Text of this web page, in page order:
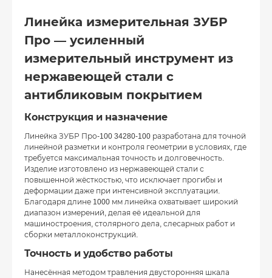
Линейка измерительная ЗУБР
Про — усиленный
измерительный инструмент из
нержавеющей стали с
антибликовым покрытием
Конструкция и назначение
Линейка ЗУБР Про-100 34280-100 разработана для точной
линейной разметки и контроля геометрии в условиях, где
требуется максимальная точность и долговечность.
Изделие изготовлено из нержавеющей стали с
повышенной жёсткостью, что исключает прогибы и
деформации даже при интенсивной эксплуатации.
Благодаря длине 1000 мм линейка охватывает широкий
диапазон измерений, делая её идеальной для
машиностроения, столярного дела, слесарных работ и
сборки металлоконструкций.
Точность и удобство работы
Нанесённая методом травления двусторонняя шкала